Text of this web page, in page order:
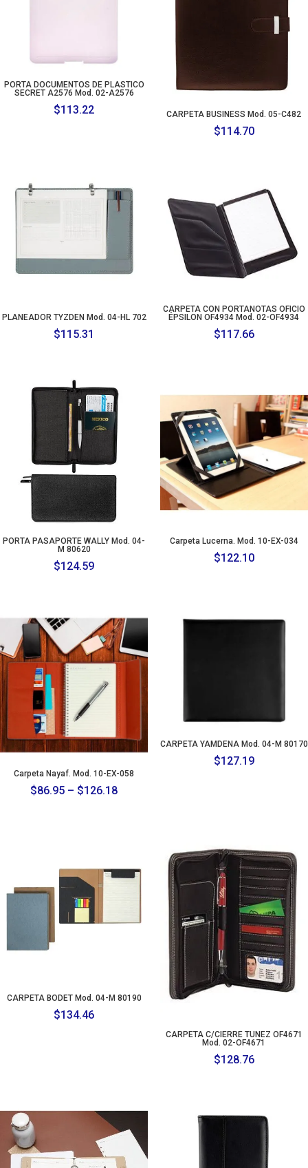
PORTA DOCUMENTOS DE PLASTICO
SECRET A2576 Mod. 02-A2576
$113.22 CARPETA BUSINESS Mod. 05-C482
$114.70
PLANEADOR TYZDEN Mod. 04-HL 702
$115.31
CARPETA CON PORTANOTAS OFICIO
ÉPSILON OF4934 Mod. 02-OF4934
$117.66
PORTA PASAPORTE WALLY Mod. 04-
M 80620
$124.59
Carpeta Lucerna. Mod. 10-EX-034
$122.10
Carpeta Nayaf. Mod. 10-EX-058
$86.95 – $126.18Price
CARPETA YAMDENA Mod. 04-M 80170
$127.19
CARPETA BODET Mod. 04-M 80190
$134.46
CARPETA C/CIERRE TUNEZ OF4671
Mod. 02-OF4671
$128.76